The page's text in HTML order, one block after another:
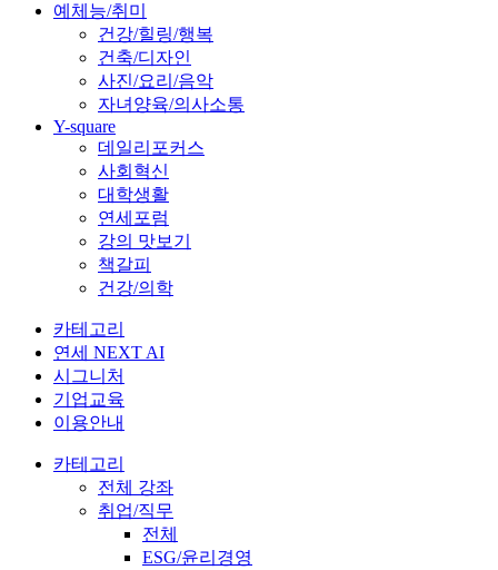
예체능/취미
건강/힐링/행복
건축/디자인
사진/요리/음악
자녀양육/의사소통
Y-square
데일리포커스
사회혁신
대학생활
연세포럼
강의 맛보기
책갈피
건강/의학
카테고리
연세 NEXT AI
시그니처
기업교육
이용안내
카테고리
전체 강좌
취업/직무
전체
ESG/윤리경영